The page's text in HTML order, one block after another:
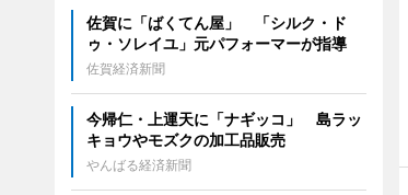
佐賀に「ばくてん屋」 「シルク・ド
ゥ・ソレイユ」元パフォーマーが指導
佐賀経済新聞
今帰仁・上運天に「ナギッコ」 島ラッ
キョウやモズクの加工品販売
やんばる経済新聞